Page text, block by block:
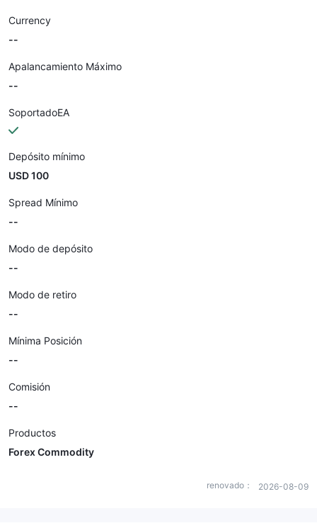
Currency
--
Apalancamiento Máximo
--
SoportadoEA
Depósito mínimo
USD 100
Spread Mínimo
--
Modo de depósito
--
Modo de retiro
--
Mínima Posición
--
Comisión
--
Productos
Forex Commodity
renovado： 2026-08-09